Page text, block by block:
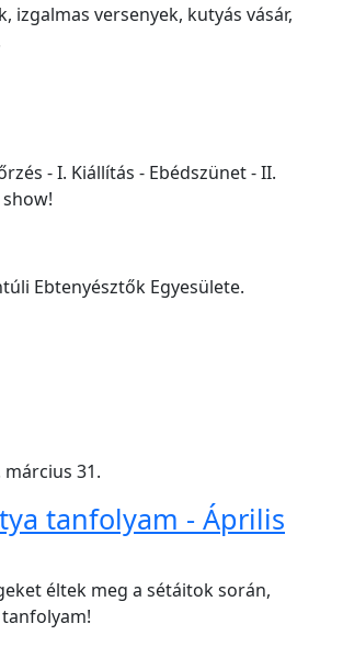
izgalmas versenyek, kutyás vásár,
- I. Kiállítás - Ebédszünet - II.
Ebtenyésztők Egyesülete.
31.
tanfolyam - Április
éltek meg a sétáitok során,